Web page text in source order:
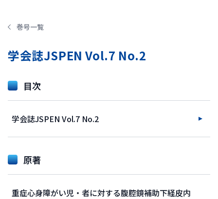
巻号一覧
学会誌JSPEN Vol.7 No.2
目次
学会誌JSPEN Vol.7 No.2
原著
重症心身障がい児・者に対する腹腔鏡補助下経皮内